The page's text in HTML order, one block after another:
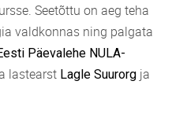
Seetõttu on aeg teha
valdkonnas ning palgata
Päevalehe NULA-
lastearst Lagle Suurorg ja